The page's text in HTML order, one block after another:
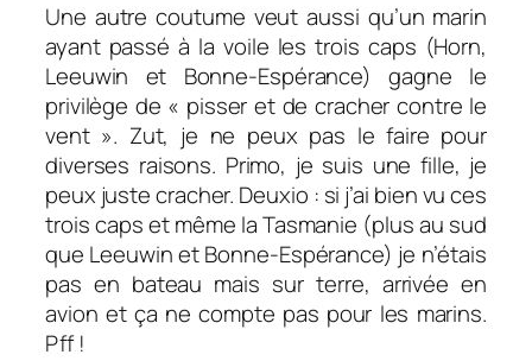
Une autre coutume veut aussi qu’un marin
ayant passé à la voile les trois caps (Horn,
Leeuwin et Bonne-Espérance) gagne le
privilège de « pisser et de cracher contre le
vent ». Zut, je ne peux pas le faire pour
diverses raisons. Primo, je suis une fille, je
peux juste cracher. Deuxio : si j’ai bien vu ces
trois caps et même la Tasmanie (plus au sud
que Leeuwin et Bonne-Espérance) je n’étais
pas en bateau mais sur terre, arrivée en
avion et ça ne compte pas pour les marins.
Pff !